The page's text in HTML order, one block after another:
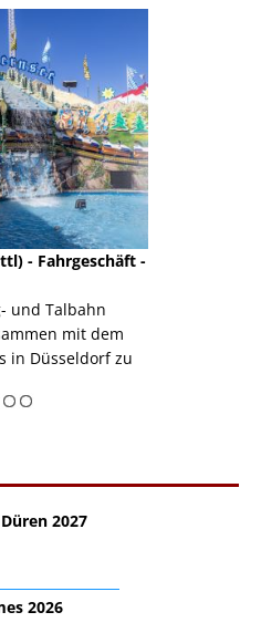
- Fahrgeschäft -
und Talbahn
mit dem
in Düsseldorf zu
2027
2026